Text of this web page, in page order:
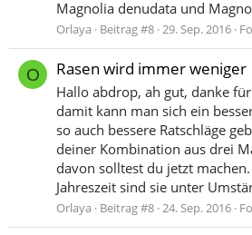
Magnolia denudata und
Orlaya Beitrag #8 29. Sep. 2016
O Rasen wird immer weniger
Hallo abdrop, ah gut, danke
damit kann man sich ein
so auch bessere Ratschläge
deiner Kombination aus drei
davon solltest du jetzt
Jahreszeit sind sie unter
Orlaya Beitrag #8 24. Sep. 2016